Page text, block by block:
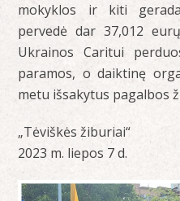
mokyklos ir kiti
pervedė dar 37,012
Ukrainos Caritui
paramos, o daiktinę
metu išsakytus pagalbos
„Tėviškės žiburiai“
2023 m. liepos 7 d.